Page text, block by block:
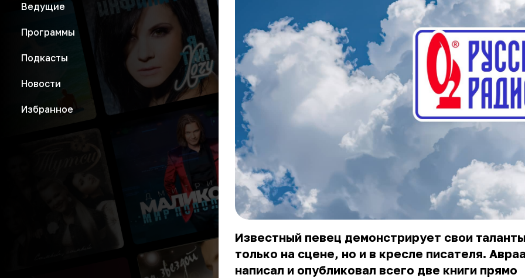
Ведущие
Программы
Подкасты
Новости
Избранное
Известный певец демонстрирует свои
только на сцене, но и в кресле писателя.
написал и опубликовал всего две книги прямо